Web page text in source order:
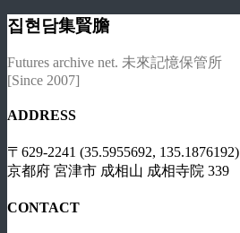
집현담集賢膽
Futures archive net. 未來記憶保管所
[Since 2007]
ADDRESS
〒629-2241 (35.5955692, 135.1876192)
京都府 宮津市 成相山 成相寺院 339
CONTACT